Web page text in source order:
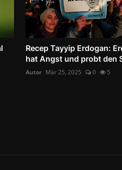
Recep Tayyip Erdogan:
hat Angst und probt den
Autor Mär 25, 2025 0 5